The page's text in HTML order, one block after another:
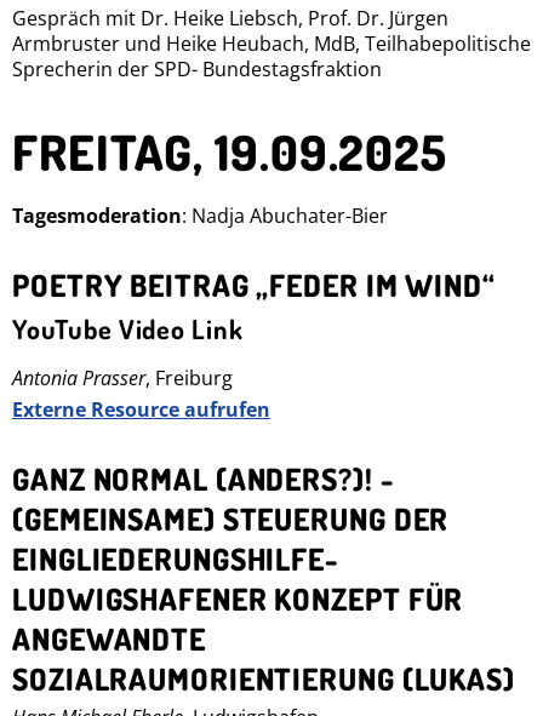
Gespräch mit Dr. Heike Liebsch, Prof. Dr. Jürgen
Armbruster und Heike Heubach, MdB, Teilhabepolitische
Sprecherin der SPD- Bundestagsfraktion
FREITAG, 19.09.2025
Tagesmoderation: Nadja Abuchater-Bier
POETRY BEITRAG „FEDER IM WIND“
YouTube Video Link
Antonia Prasser, Freiburg
Externe Resource aufrufen
GANZ NORMAL (ANDERS?)! -
(GEMEINSAME) STEUERUNG DER
EINGLIEDERUNGSHILFE-
LUDWIGSHAFENER KONZEPT FÜR
ANGEWANDTE
SOZIALRAUMORIENTIERUNG (LUKAS)